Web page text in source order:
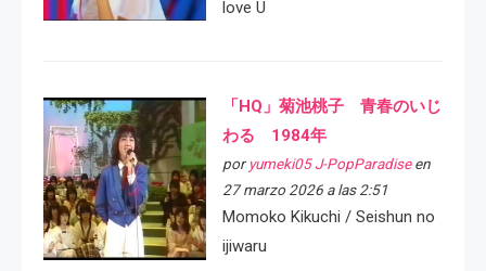
love U
「HQ」菊池桃子 青春のいじ
わる 1984年
por yumeki05 J-PopParadiseen
27 marzo 2026 a las 2:51
Momoko Kikuchi / Seishun no
ijiwaru